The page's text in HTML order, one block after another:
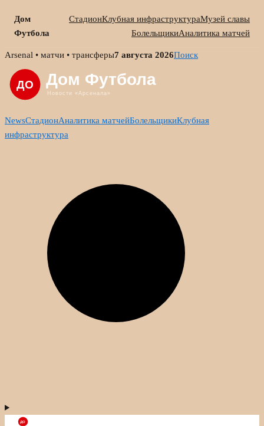
Дом
Футбола
СтадионКлубная инфраструктураМузей славы
БолельщикиАналитика матчей
Skip
content
Arsenal • матчи • трансферы7 августа 2026Поиск
NewsСтадионАналитика матчейБолельщикиКлубная
инфраструктура